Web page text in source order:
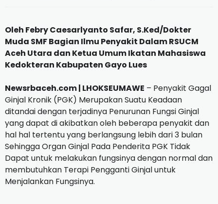
Oleh Febry Caesarlyanto Safar, S.Ked/Dokter
Muda SMF Bagian Ilmu Penyakit Dalam RSUCM
Aceh Utara dan Ketua Umum Ikatan Mahasiswa
Kedokteran Kabupaten Gayo Lues
Newsrbaceh.com | LHOKSEUMAWE – Penyakit Gagal
Ginjal Kronik (PGK) Merupakan Suatu Keadaan
ditandai dengan terjadinya Penurunan Fungsi Ginjal
yang dapat di akibatkan oleh beberapa penyakit dan
hal hal tertentu yang berlangsung lebih dari 3 bulan
Sehingga Organ Ginjal Pada Penderita PGK Tidak
Dapat untuk melakukan fungsinya dengan normal dan
membutuhkan Terapi Pengganti Ginjal untuk
Menjalankan Fungsinya.